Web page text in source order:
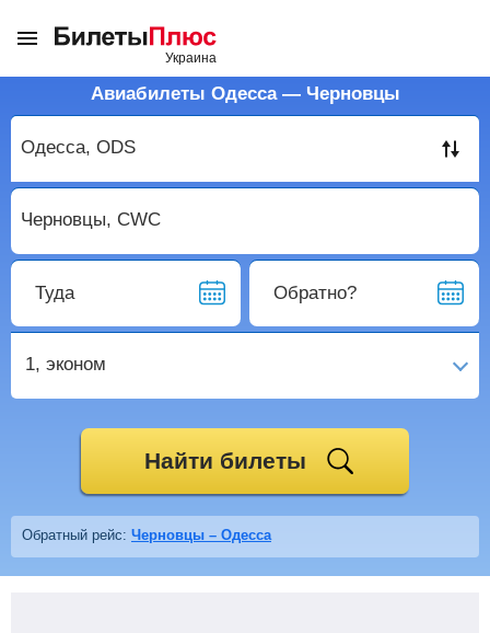
Авиабилеты Одесса — Черновцы
Туда Обратно?
1, эконом
Найти билеты
Обратный рейс: Черновцы – Одесса